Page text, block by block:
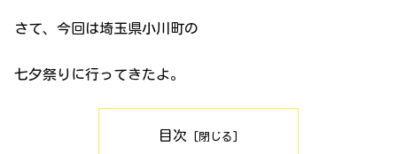
さて、今回は埼玉県小川町の
七夕祭りに行ってきたよ。
目次